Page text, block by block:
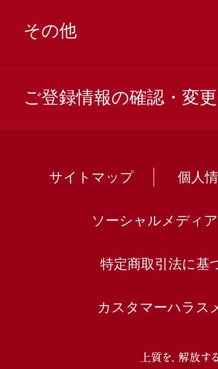
その他
ご登録情報の確認・変更
サイトマップ 個人
ソーシャルメディ
特定商取引法に基
カスタマーハラス